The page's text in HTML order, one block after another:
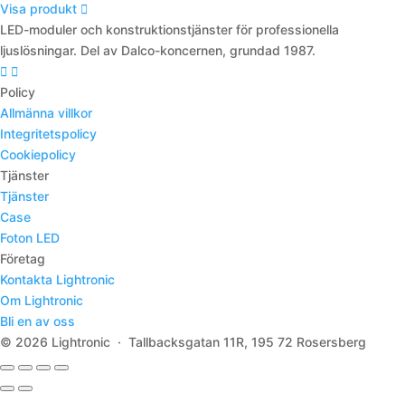
Visa produkt
LED-moduler och konstruktionstjänster för professionella
ljuslösningar. Del av Dalco-koncernen, grundad 1987.
Policy
Allmänna villkor
Integritetspolicy
Cookiepolicy
Tjänster
Tjänster
Case
Foton LED
Företag
Kontakta Lightronic
Om Lightronic
Bli en av oss
© 2026 Lightronic · Tallbacksgatan 11R, 195 72 Rosersberg